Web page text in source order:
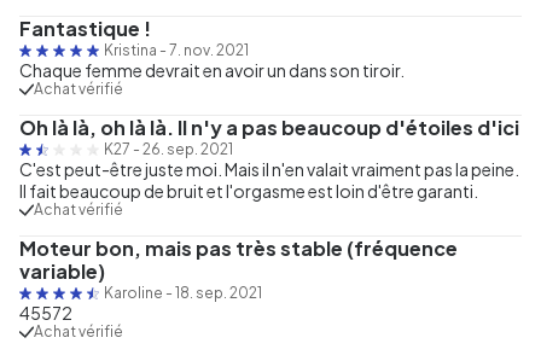
Fantastique !
Kristina - 7. nov. 2021
Chaque femme devrait en avoir un dans son tiroir.
Achat vérifié
Oh là là, oh là là. Il n'y a pas beaucoup d'étoiles d'ici
K27 - 26. sep. 2021
C'est peut-être juste moi. Mais il n'en valait vraiment pas la peine.
Il fait beaucoup de bruit et l'orgasme est loin d'être garanti.
Achat vérifié
Moteur bon, mais pas très stable (fréquence
variable)
Karoline - 18. sep. 2021
45572
Achat vérifié